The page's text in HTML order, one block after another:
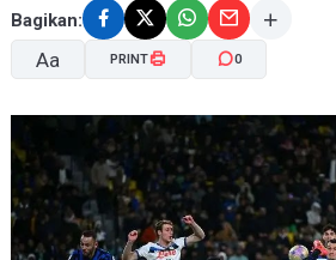
Bagikan:
Aa
A- A+
PRINT 0